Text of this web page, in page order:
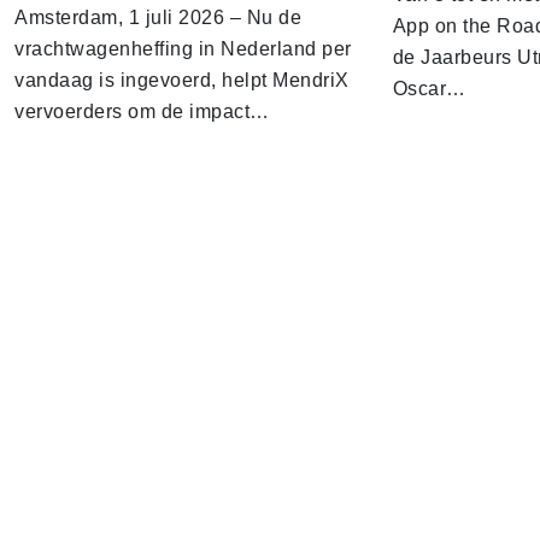
Amsterdam, 1 juli 2026 – Nu de
vrachtwagenheffing in Nederland per
vandaag is ingevoerd, helpt MendriX
vervoerders om de impact…
App on the
de Jaarbeurs
Oscar…